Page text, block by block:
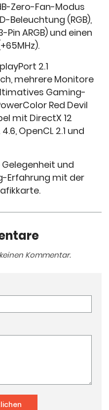
Zero-Fan-Modus
Beleuchtung (RGB),
ARGB) und einen
2.1
mehrere Monitore
Gaming-
Red Devil
mit DirectX 12
OpenCL 2.1 und
und
Erfahrung mit der
Kommentar.